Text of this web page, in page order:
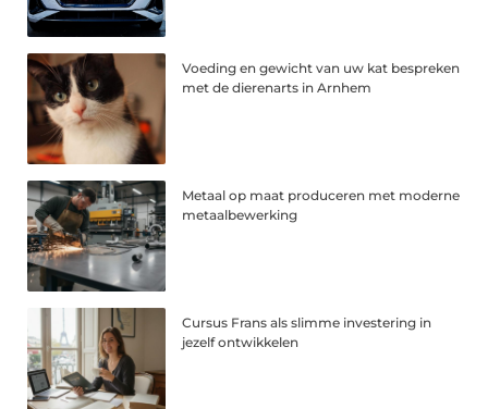
Voeding en gewicht van uw kat bespreken
met de dierenarts in Arnhem
Metaal op maat produceren met moderne
metaalbewerking
Cursus Frans als slimme investering in
jezelf ontwikkelen